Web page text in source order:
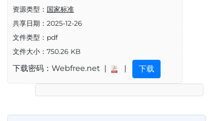
资源类型： 国家标准
共享日期：2025-12-26
文件类型：pdf
文件大小：750.26 KB
下载密码：Webfree.net | | 下载